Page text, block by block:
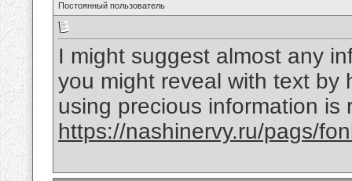
Постоянный пользователь
I might suggest almost any
you might reveal with text by
using precious information is
https://nashinervy.ru/pags/